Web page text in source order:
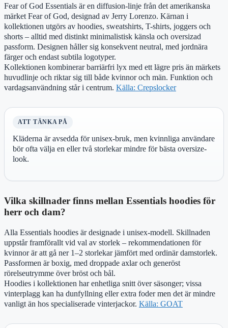
Fear of God Essentials är en diffusion-linje från det amerikanska
märket Fear of God, designad av Jerry Lorenzo. Kärnan i
kollektionen utgörs av hoodies, sweatshirts, T-shirts, joggers och
shorts – alltid med distinkt minimalistisk känsla och oversizad
passform. Designen håller sig konsekvent neutral, med jordnära
färger och endast subtila logotyper.
Kollektionen kombinerar barriärfri lyx med ett lägre pris än märkets
huvudlinje och riktar sig till både kvinnor och män. Funktion och
vardagsanvändning står i centrum. Källa: Crepslocker
ATT TÄNKA PÅ
Kläderna är avsedda för unisex-bruk, men kvinnliga användare
bör ofta välja en eller två storlekar mindre för bästa oversize-
look.
Vilka skillnader finns mellan Essentials hoodies för
herr och dam?
Alla Essentials hoodies är designade i unisex-modell. Skillnaden
uppstår framförallt vid val av storlek – rekommendationen för
kvinnor är att gå ner 1–2 storlekar jämfört med ordinär damstorlek.
Passformen är boxig, med droppade axlar och generöst
rörelseutrymme över bröst och bål.
Hoodies i kollektionen har enhetliga snitt över säsonger; vissa
vinterplagg kan ha dunfyllning eller extra foder men det är mindre
vanligt än hos specialiserade vinterjackor. Källa: GOAT